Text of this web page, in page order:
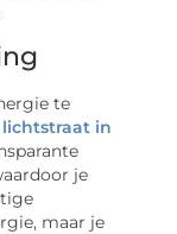
te
lichtstraat in
je
maar je